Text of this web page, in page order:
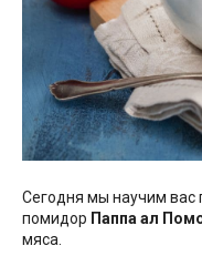
Сегодня мы научим вас
помидор Паппа ал
мяса.